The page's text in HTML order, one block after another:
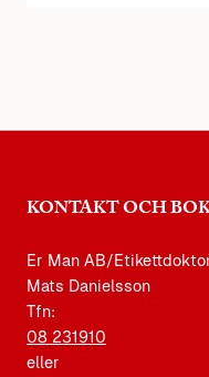
KONTAKT OCH
Er Man AB/
Mats Danielsson
Tfn:
08 231910
eller